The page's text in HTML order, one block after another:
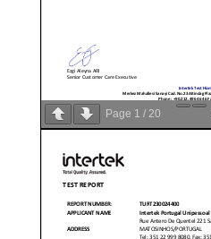
Page 1 / 20